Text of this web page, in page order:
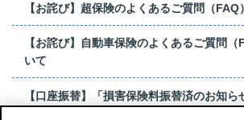
【お詫び】超保険のよくあるご質問（
【お詫び】自動車保険のよくあるご質問
いて
【口座振替】「損害保険料振替済のお知ら